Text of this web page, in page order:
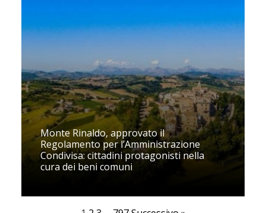
Monte Rinaldo, approvato il
Regolamento per l’Amministrazione
Condivisa: cittadini protagonisti nella
cura dei beni comuni